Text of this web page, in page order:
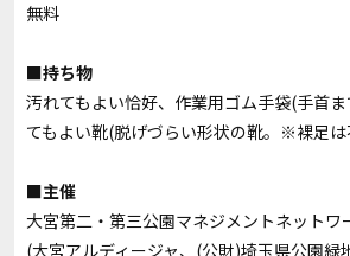
無料
■持ち物
汚れてもよい恰好、作業用ゴム手袋(手首
てもよい靴(脱げづらい形状の靴。※裸足
■主催
大宮第二・第三公園マネジメントネットワ
(大宮アルディージャ、(公財)埼玉県公園緑